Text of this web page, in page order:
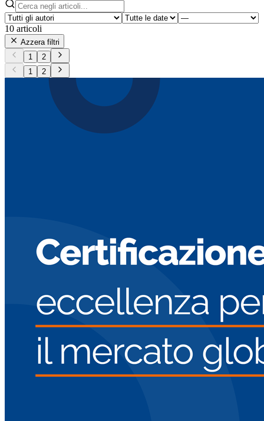
10 articoli
Azzera filtri
1
2
1
2